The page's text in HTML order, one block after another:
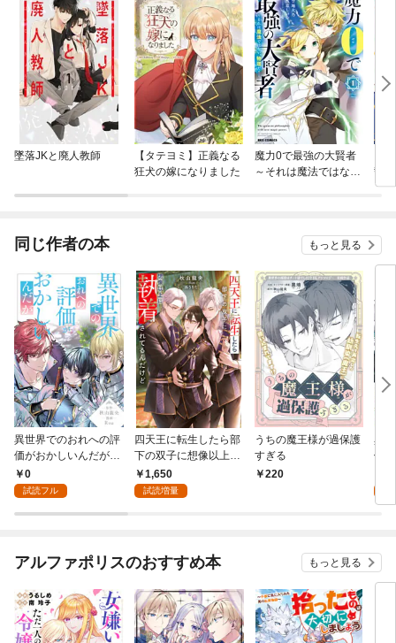
墜落JKと廃人教師
【タテヨミ】正義なる
狂犬の嫁になりました
魔力0で最強の大賢者
～それは魔法ではな
誓
同じ作者の本 もっと見る
異世界でのおれへの評
価がおかしいんだが
（分冊版）第１話
0
試読フル
四天王に転生したら部
下の双子に想像以上に
執着されてるんだけど
1,650
試読増量
うちの魔王様が過保護
すぎる
220
異
価
アルファポリスのおすすめ本 もっと見る